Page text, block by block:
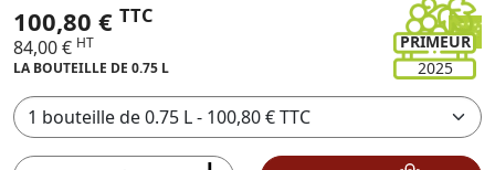
PRIMEUR
2025
100,80 € TTC
84,00 € HT
LA BOUTEILLE DE 0.75 L